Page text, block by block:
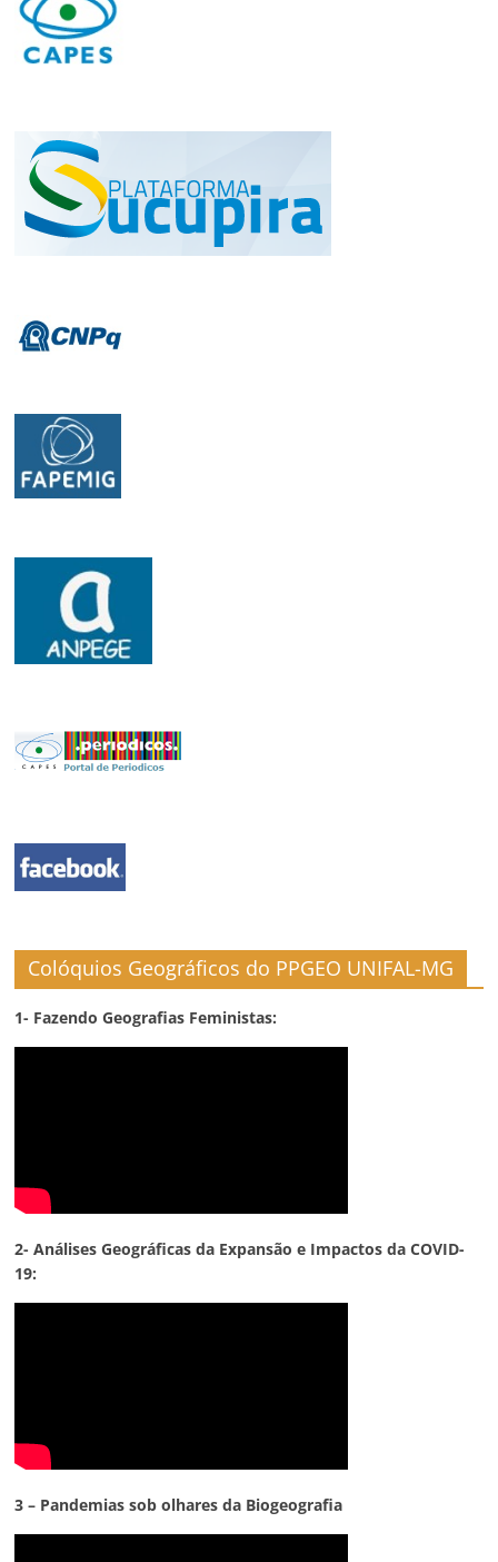
Colóquios Geográficos do PPGEO UNIFAL-MG
1- Fazendo Geografias Feministas:
2- Análises Geográficas da Expansão e Impactos da COVID-
19:
3 – Pandemias sob olhares da Biogeografia